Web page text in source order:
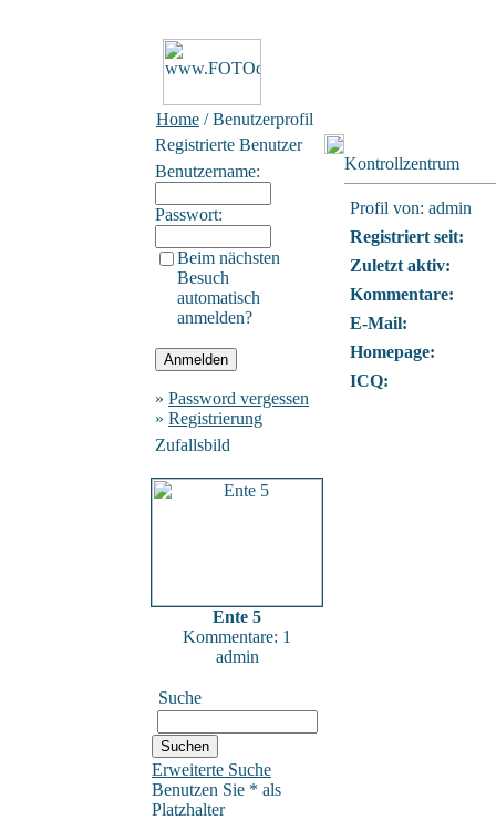
Home / Benutzerprofil
Registrierte Benutzer
Benutzername:
Passwort:
Beim nächsten
Besuch
automatisch
anmelden?
» Password vergessen
» Registrierung
Zufallsbild
Ente 5
Kommentare: 1
admin
Suche
Erweiterte Suche
Benutzen Sie * als
Platzhalter
Kontrollzentrum
Profil von: admin
Registriert seit:
Zuletzt aktiv:
Kommentare:
E-Mail:
Homepage:
ICQ: